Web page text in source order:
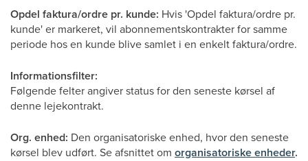
Opdel faktura/ordre pr. kunde: Hvis 'Opdel faktura/ordre pr.
kunde' er markeret, vil abonnementskontrakter for samme
periode hos en kunde blive samlet i en enkelt faktura/ordre.
Informationsfilter:
Følgende felter angiver status for den seneste kørsel af
denne lejekontrakt.
Org. enhed: Den organisatoriske enhed, hvor den seneste
kørsel blev udført. Se afsnittet om organisatoriske enheder.